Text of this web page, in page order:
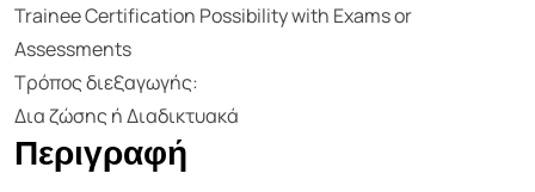
Trainee Certification Possibility with Exams or
Assessments
Τρόπος διεξαγωγής:
Δια ζώσης ή Διαδικτυακά
Περιγραφή